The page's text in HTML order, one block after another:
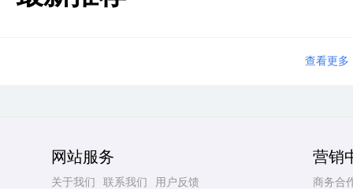
查看更多
网站服务
关于我们 联系我们
用户反馈
营销
商务合